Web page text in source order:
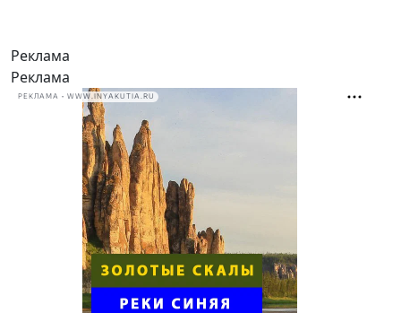
Реклама
Реклама
РЕКЛАМА • WWW.INYAKUTIA.RU